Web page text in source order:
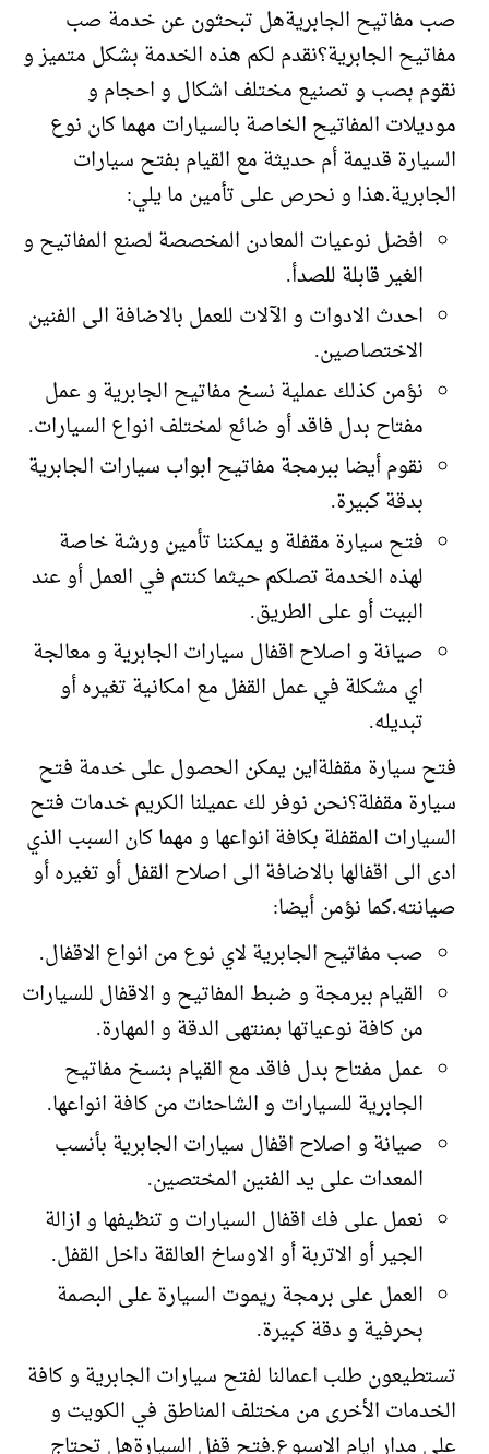
صب مفاتيح الجابريةهل تبحثون عن خدمة صب
مفاتيح الجابرية؟نقدم لكم هذه الخدمة بشكل متميز و
نقوم بصب و تصنيع مختلف اشكال و احجام و
موديلات المفاتيح الخاصة بالسيارات مهما كان نوع
السيارة قديمة أم حديثة مع القيام بفتح سيارات
الجابرية.هذا و نحرص على تأمين ما يلي:
افضل نوعيات المعادن المخصصة لصنع المفاتيح و
الغير قابلة للصدأ.
احدث الادوات و الآلات للعمل بالاضافة الى الفنين
الاختصاصين.
نؤمن كذلك عملية نسخ مفاتيح الجابرية و عمل
مفتاح بدل فاقد أو ضائع لمختلف انواع السيارات.
نقوم أيضا ببرمجة مفاتيح ابواب سيارات الجابرية
بدقة كبيرة.
فتح سيارة مقفلة و يمكننا تأمين ورشة خاصة
لهذه الخدمة تصلكم حيثما كنتم في العمل أو عند
البيت أو على الطريق.
صيانة و اصلاح اقفال سيارات الجابرية و معالجة
اي مشكلة في عمل القفل مع امكانية تغيره أو
تبديله.
فتح سيارة مقفلةاين يمكن الحصول على خدمة فتح
سيارة مقفلة؟نحن نوفر لك عميلنا الكريم خدمات فتح
السيارات المقفلة بكافة انواعها و مهما كان السبب الذي
ادى الى اقفالها بالاضافة الى اصلاح القفل أو تغيره أو
صيانته.كما نؤمن أيضا:
صب مفاتيح الجابرية لاي نوع من انواع الاقفال.
القيام ببرمجة و ضبط المفاتيح و الاقفال للسيارات
من كافة نوعياتها بمنتهى الدقة و المهارة.
عمل مفتاح بدل فاقد مع القيام بنسخ مفاتيح
الجابرية للسيارات و الشاحنات من كافة انواعها.
صيانة و اصلاح اقفال سيارات الجابرية بأنسب
المعدات على يد الفنين المختصين.
نعمل على فك اقفال السيارات و تنظيفها و ازالة
الجير أو الاتربة أو الاوساخ العالقة داخل القفل.
العمل على برمجة ريموت السيارة على البصمة
بحرفية و دقة كبيرة.
تستطيعون طلب اعمالنا لفتح سيارات الجابرية و كافة
الخدمات الأخرى من مختلف المناطق في الكويت و
على مدار ايام الاسبوع.فتح قفل السيارةهل تحتاج